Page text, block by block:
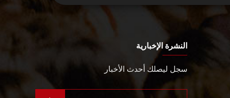
النشرة الإخبارية
سجل ليصلك أحدث الأخبار